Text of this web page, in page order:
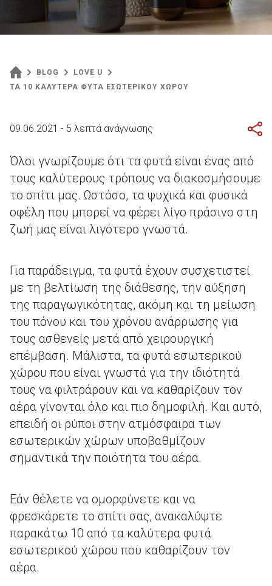
BLOG
LOVE U
ΤΑ 10 ΚΑΛΥΤΕΡΑ ΦΥΤΑ ΕΣΩΤΕΡΙΚΟΥ ΧΩΡΟΥ
09.06.2021 - 5 λεπτά ανάγνωσης
Όλοι γνωρίζουμε ότι τα φυτά είναι ένας από
τους καλύτερους τρόπους να διακοσμήσουμε
το σπίτι μας. Ωστόσο, τα ψυχικά και φυσικά
οφέλη που μπορεί να φέρει λίγο πράσινο στη
ζωή μας είναι λιγότερο γνωστά.
Για παράδειγμα, τα φυτά έχουν συσχετιστεί
με τη βελτίωση της διάθεσης, την αύξηση
της παραγωγικότητας, ακόμη και τη μείωση
του πόνου και του χρόνου ανάρρωσης για
τους ασθενείς μετά από χειρουργική
επέμβαση. Μάλιστα, τα φυτά εσωτερικού
χώρου που είναι γνωστά για την ιδιότητά
τους να φιλτράρουν και να καθαρίζουν τον
αέρα γίνονται όλο και πιο δημοφιλή. Και αυτό,
επειδή οι ρύποι στην ατμόσφαιρα των
εσωτερικών χώρων υποβαθμίζουν
σημαντικά την ποιότητα του αέρα.
Εάν θέλετε να ομορφύνετε και να
φρεσκάρετε το σπίτι σας, ανακαλύψτε
παρακάτω 10 από τα καλύτερα φυτά
εσωτερικού χώρου που καθαρίζουν τον
αέρα.